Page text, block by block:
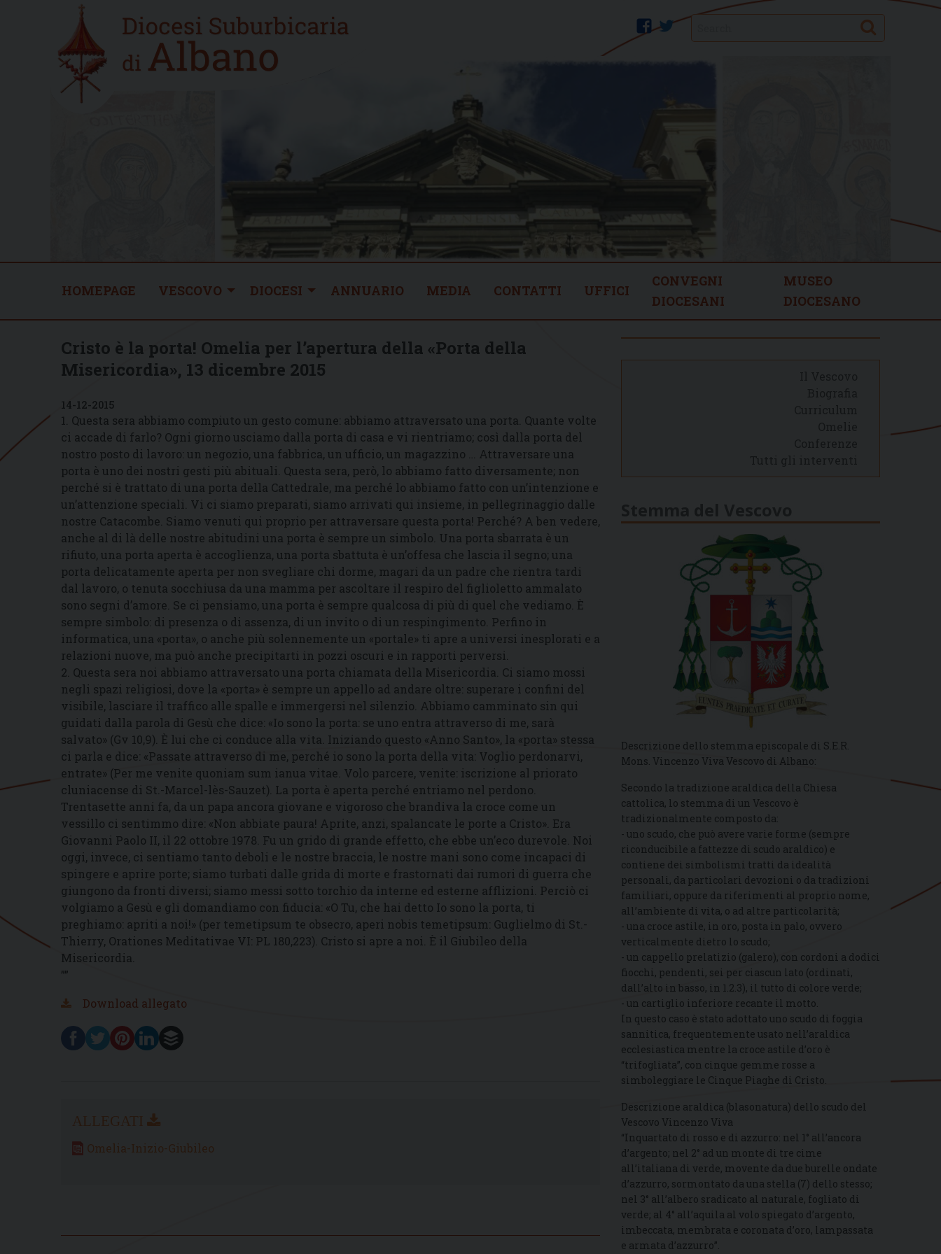
Home
new
twitter
facebook Search
HOMEPAGE VESCOVO DIOCESI ANNUARIO MEDIA CONTATTI UFFICI
CONVEGNI
DIOCESANI
MUSEO
DIOCESANO
Cristo è la porta! Omelia per l’apertura della «Porta della
Misericordia», 13 dicembre 2015
14-12-2015
1. Questa sera abbiamo compiuto un gesto comune: abbiamo attraversato una porta. Quante volte
ci accade di farlo? Ogni giorno usciamo dalla porta di casa e vi rientriamo; così dalla porta del
nostro posto di lavoro: un negozio, una fabbrica, un ufficio, un magazzino … Attraversare una
porta è uno dei nostri gesti più abituali. Questa sera, però, lo abbiamo fatto diversamente; non
perché si è trattato di una porta della Cattedrale, ma perché lo abbiamo fatto con un’intenzione e
un’attenzione speciali. Vi ci siamo preparati, siamo arrivati qui insieme, in pellegrinaggio dalle
nostre Catacombe. Siamo venuti qui proprio per attraversare questa porta! Perché? A ben vedere,
anche al di là delle nostre abitudini una porta è sempre un simbolo. Una porta sbarrata è un
rifiuto, una porta aperta è accoglienza, una porta sbattuta è un’offesa che lascia il segno; una
porta delicatamente aperta per non svegliare chi dorme, magari da un padre che rientra tardi
dal lavoro, o tenuta socchiusa da una mamma per ascoltare il respiro del figlioletto ammalato
sono segni d’amore. Se ci pensiamo, una porta è sempre qualcosa di più di quel che vediamo. È
sempre simbolo: di presenza o di assenza, di un invito o di un respingimento. Perfino in
informatica, una «porta», o anche più solennemente un «portale» ti apre a universi inesplorati e a
relazioni nuove, ma può anche precipitarti in pozzi oscuri e in rapporti perversi.
2. Questa sera noi abbiamo attraversato una porta chiamata della Misericordia. Ci siamo mossi
negli spazi religiosi, dove la «porta» è sempre un appello ad andare oltre: superare i confini del
visibile, lasciare il traffico alle spalle e immergersi nel silenzio. Abbiamo camminato sin qui
guidati dalla parola di Gesù che dice: «Io sono la porta: se uno entra attraverso di me, sarà
salvato» (Gv 10,9). È lui che ci conduce alla vita. Iniziando questo «Anno Santo», la «porta» stessa
ci parla e dice: «Passate attraverso di me, perché io sono la porta della vita: Voglio perdonarvi,
entrate» (Per me venite quoniam sum ianua vitae. Volo parcere, venite: iscrizione al priorato
cluniacense di St.-Marcel-lès-Sauzet). La porta è aperta perché entriamo nel perdono.
Trentasette anni fa, da un papa ancora giovane e vigoroso che brandiva la croce come un
vessillo ci sentimmo dire: «Non abbiate paura! Aprite, anzi, spalancate le porte a Cristo». Era
Giovanni Paolo II, il 22 ottobre 1978. Fu un grido di grande effetto, che ebbe un’eco durevole. Noi
oggi, invece, ci sentiamo tanto deboli e le nostre braccia, le nostre mani sono come incapaci di
spingere e aprire porte; siamo turbati dalle grida di morte e frastornati dai rumori di guerra che
giungono da fronti diversi; siamo messi sotto torchio da interne ed esterne afflizioni. Perciò ci
volgiamo a Gesù e gli domandiamo con fiducia: «O Tu, che hai detto Io sono la porta, ti
preghiamo: apriti a noi!» (per temetipsum te obsecro, aperi nobis temetipsum: Guglielmo di St.-
Thierry, Orationes Meditativae VI: PL 180,223). Cristo si apre a noi. È il Giubileo della
Misericordia.
””
Download allegato
Omelia-Inizio-Giubileo
Descrizione dello stemma episcopale di S.E.R.
Mons. Vincenzo Viva Vescovo di Albano:
Secondo la tradizione araldica della Chiesa
cattolica, lo stemma di un Vescovo è
tradizionalmente composto da:
- uno scudo, che può avere varie forme (sempre
riconducibile a fattezze di scudo araldico) e
contiene dei simbolismi tratti da idealità
personali, da particolari devozioni o da tradizioni
familiari, oppure da riferimenti al proprio nome,
all’ambiente di vita, o ad altre particolarità;
- una croce astile, in oro, posta in palo, ovvero
verticalmente dietro lo scudo;
- un cappello prelatizio (galero), con cordoni a dodici
fiocchi, pendenti, sei per ciascun lato (ordinati,
dall’alto in basso, in 1.2.3), il tutto di colore verde;
- un cartiglio inferiore recante il motto.
In questo caso è stato adottato uno scudo di foggia
sannitica, frequentemente usato nell’araldica
ecclesiastica mentre la croce astile d’oro è
“trifogliata”, con cinque gemme rosse a
simboleggiare le Cinque Piaghe di Cristo.
Descrizione araldica (blasonatura) dello scudo del
Vescovo Vincenzo Viva
“Inquartato di rosso e di azzurro: nel 1° all’ancora
d’argento; nel 2° ad un monte di tre cime
all’italiana di verde, movente da due burelle ondate
d’azzurro, sormontato da una stella (7) dello stesso;
nel 3° all’albero sradicato al naturale, fogliato di
verde; al 4° all’aquila al volo spiegato d’argento,
imbeccata, membrata e coronata d’oro, lampassata
e armata d’azzurro”.